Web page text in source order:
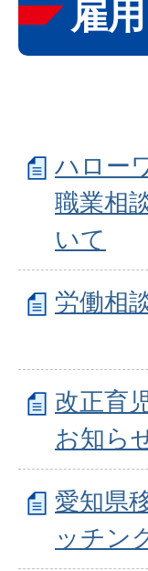
雇
ハロー
職業相
いて
労働相
改正育
お知ら
愛知県
ッチン